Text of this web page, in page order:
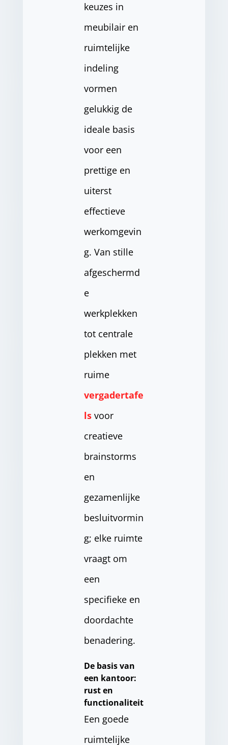
keuzes in
meubilair en
ruimtelijke
indeling
vormen
gelukkig de
ideale basis
voor een
prettige en
uiterst
effectieve
werkomgevin
g. Van stille
afgeschermd
e
werkplekken
tot centrale
plekken met
ruime
vergadertafe
lsvoor
creatieve
brainstorms
en
gezamenlijke
besluitvormin
g; elke ruimte
vraagt om
een
specifieke en
doordachte
benadering.
De basis van
een kantoor:
rust en
functionaliteit
Een goede
ruimtelijke